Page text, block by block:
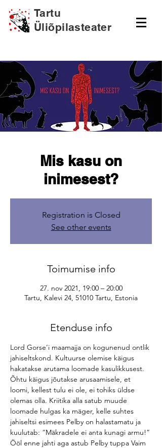
Tartu
Üliõpilasteater
Mis kasu on
inimesest?
Registration is Closed
See other events
Toimumise info
27. nov 2021, 19:00 – 20:00
Tartu, Kalevi 24, 51010 Tartu, Estonia
Etenduse info
Lord Gorse’i maamajja on kogunenud ontlik
jahiseltskond. Kultuurse olemise käigus
hakatakse arutama loomade kasulikkusest.
Õhtu käigus jõutakse arusaamisele, et
loomi, kellest tulu ei ole, ei tohiks üldse
olemas olla. Kriitika alla satub muude
loomade hulgas ka mäger, kelle suhtes
jahiseltsi esimees Pelby on halastamatu ja
kuulutab: “Mäkradele ei anta kunagi armu!”
Ööl enne jahti aga astub Pelby tuppa Vaim